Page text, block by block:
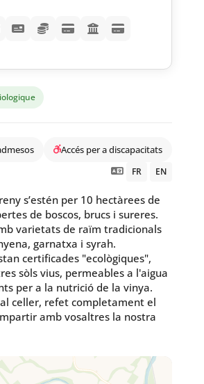
Accés per a discapacitats
FR EN
s’estén per 10 hectàrees de
de boscos, brucs i sureres.
varietats de raïm tradicionals
garnatxa i syrah.
certificades "ecològiques",
sòls vius, permeables a l'aigua
per a la nutrició de la vinya.
celler, refet completament el
amb vosaltres la nostra